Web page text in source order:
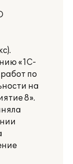
«1С-
по
на
8».